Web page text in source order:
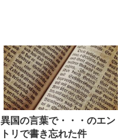
異国の言葉で・・・のエン
トリで書き忘れた件